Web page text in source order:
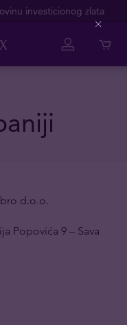
investicionog zlata
d.o.o.
Popovića 9 – Sava
Close